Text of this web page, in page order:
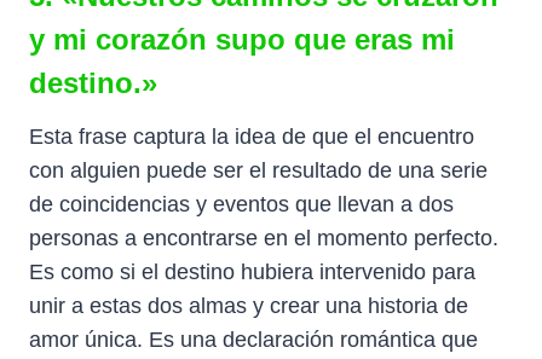
y mi corazón supo que eras mi
destino.»
Esta frase captura la idea de que el encuentro
con alguien puede ser el resultado de una serie
de coincidencias y eventos que llevan a dos
personas a encontrarse en el momento perfecto.
Es como si el destino hubiera intervenido para
unir a estas dos almas y crear una historia de
amor única. Es una declaración romántica que